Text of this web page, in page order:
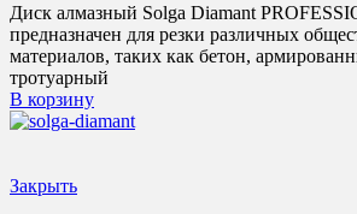
Диск алмазный Solga Diamant
предназначен для резки различных
материалов, таких как бетон,
тротуарный
В корзину
Закрыть